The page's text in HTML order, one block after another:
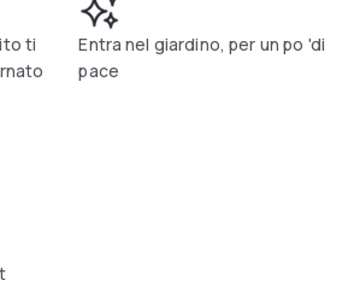
ti
Entra nel giardino, per un po 'di
pace